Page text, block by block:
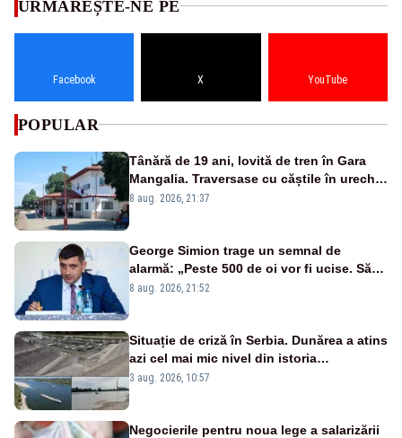
URMĂREȘTE-NE PE
Facebook X YouTube
POPULAR
Tânără de 19 ani, lovită de tren în Gara
Mangalia. Traversase cu căștile în urechi
liniile printr-un loc nepermis
8 aug. 2026, 21:37
George Simion trage un semnal de
alarmă: „Peste 500 de oi vor fi ucise. Să
vedem dacă ciobanii vor fi despăgubiți”
8 aug. 2026, 21:52
Situație de criză în Serbia. Dunărea a atins
azi cel mai mic nivel din istoria
măsurătorilor. Se prefigurează restricții
3 aug. 2026, 10:57
Negocierile pentru noua lege a salarizării